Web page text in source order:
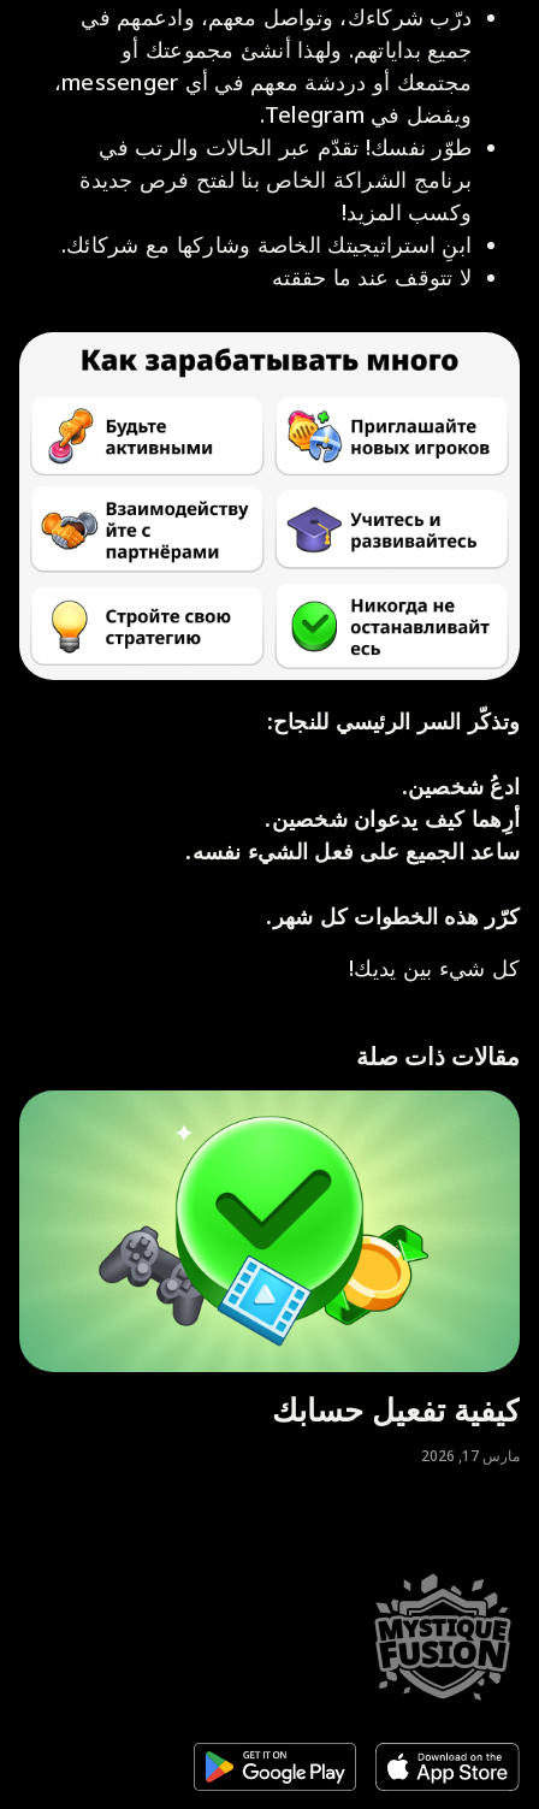
درّب شركاءك، وتواصل معهم، وادعمهم في
جميع بداياتهم. ولهذا أنشئ مجموعتك أو
مجتمعك أو دردشة معهم في أي messenger،
ويفضل في Telegram.
طوّر نفسك! تقدّم عبر الحالات والرتب في
برنامج الشراكة الخاص بنا لفتح فرص جديدة
وكسب المزيد!
ابنِ استراتيجيتك الخاصة وشاركها مع شركائك.
لا تتوقف عند ما حققته
وتذكّر السر الرئيسي للنجاح:
ادعُ شخصين.
أرِهما كيف يدعوان شخصين.
ساعد الجميع على فعل الشيء نفسه.
كرّر هذه الخطوات كل شهر.
كل شيء بين يديك!
مقالات ذات صلة
كيفية تفعيل حسابك
مارس 17, 2026